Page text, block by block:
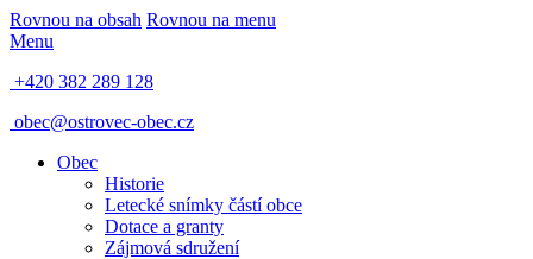
Rovnou na obsah Rovnou na menu
Menu
+420 382 289 128
obec@ostrovec-obec.cz
Obec
Historie
Letecké snímky částí obce
Dotace a granty
Zájmová sdružení